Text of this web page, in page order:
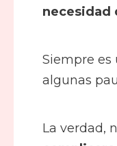
necesidad
Siempre es
algunas
La verdad,